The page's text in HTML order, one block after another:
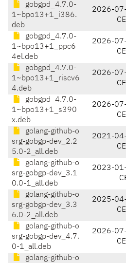
gobgpd_4.7.0-
1~bpo13+1_i386.
deb
2026-
gobgpd_4.7.0-
1~bpo13+1_ppc6
4el.deb
2026-
gobgpd_4.7.0-
1~bpo13+1_riscv6
4.deb
2026-
gobgpd_4.7.0-
1~bpo13+1_s390
x.deb
2026-
golang-github-o
srg-gobgp-dev_2.2
5.0-2_all.deb
2021-
golang-github-o
srg-gobgp-dev_3.1
0.0-1_all.deb
2023-
golang-github-o
srg-gobgp-dev_3.3
6.0-2_all.deb
2025-
golang-github-o
srg-gobgp-dev_4.7.
0-1_all.deb
2026-
golang-github-o